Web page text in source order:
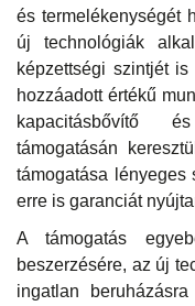
és termelékenységét
új technológiák
képzettségi szintjét
hozzáadott értékű
kapacitásbővítő
támogatásán
támogatása lényeges
erre is garanciát
A támogatás
beszerzésére, az új
ingatlan